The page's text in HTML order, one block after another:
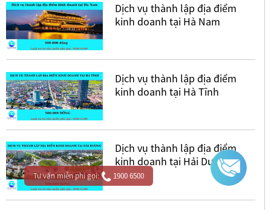
Dịch vụ thành lập địa điểm
kinh doanh tại Hà Nam
Dịch vụ thành lập địa điểm
kinh doanh tại Hà Tĩnh
Dịch vụ thành lập địa điểm
kinh doanh tại Hải Dương
Tư vấn miễn phí gọi: 1900 6500